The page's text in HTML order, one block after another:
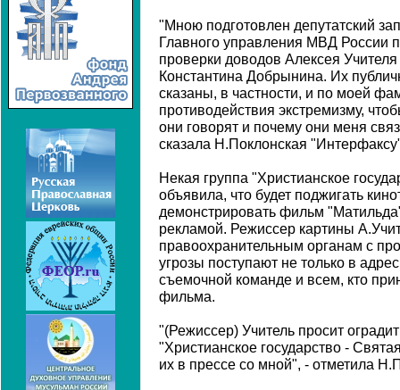
"Мною подготовлен депутатский
Главного управления МВД России
проверки доводов Алексея
Константина Добрынина. Их
сказаны, в частности, и по моей
противодействия экстремизму,
они говорят и почему они меня
сказала Н.Поклонская
Некая группа "Христианское
объявила, что будет поджигать
демонстрировать фильм
рекламой. Режиссер картины
правоохранительным органам с
угрозы поступают не только в
съемочной команде и всем, кто
фильма.
"(Режиссер) Учитель просит
"Христианское государство -
их в прессе со мной", - отметила